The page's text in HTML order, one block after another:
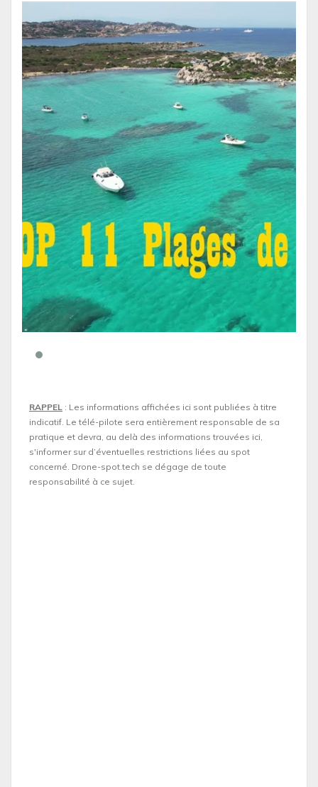
RAPPEL : Les informations affichées ici sont publiées à titre
indicatif. Le télé-pilote sera entièrement responsable de sa
pratique et devra, au delà des informations trouvées ici,
s'informer sur d’éventuelles restrictions liées au spot
concerné. Drone-spot.tech se dégage de toute
responsabilité à ce sujet.